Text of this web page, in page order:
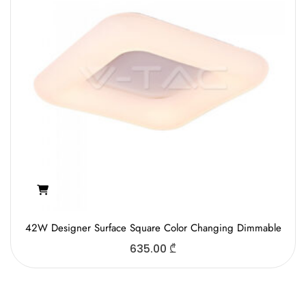
42W Designer Surface Square Color Changing Dimmable
635.00 ₾